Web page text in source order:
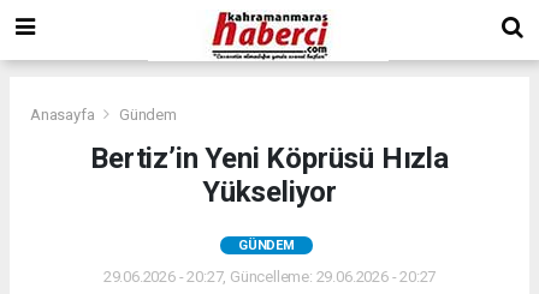
Anasayfa Gündem
Bertiz’in Yeni Köprüsü Hızla
Yükseliyor
GÜNDEM
29.06.2026 - 20:27, Güncelleme: 29.06.2026 - 20:27